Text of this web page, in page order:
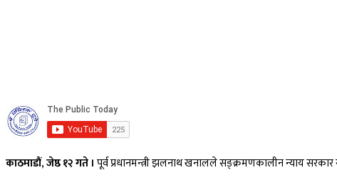
काठमाडौं, जेष्ठ १२ गते । पूर्व प्रधानमन्त्री झलनाथ खनालले सङ्क्रमणकालीन न्याय सरकार र